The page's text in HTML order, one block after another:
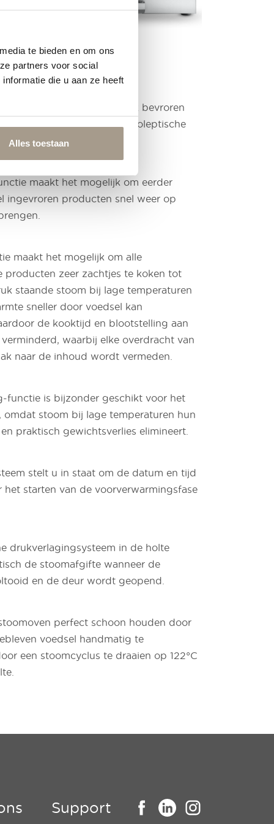
te bieden en om ons
partners voor social
die u aan ze heeft
Alles toestaan
maakt het mogelijk om elk bevroren
zonder de organoleptische
te veranderen.
maakt het mogelijk om eerder
ingevroren producten snel weer op
maakt het mogelijk om alle
producten zeer zachtjes te koken tot
staande stoom bij lage temperaturen
sneller door voedsel kan
de kooktijd en blootstelling aan
waarbij elke overdracht van
naar de inhoud wordt vermeden.
functie is bijzonder geschikt voor het
omdat stoom bij lage temperaturen hun
praktisch gewichtsverlies elimineert.
stelt u in staat om de datum en tijd
het starten van de voorverwarmingsfase
drukverlagingsysteem in de holte
de stoomafgifte wanneer de
en de deur wordt geopend.
perfect schoon houden door
voedsel handmatig te
een stoomcyclus te draaien op 122°C
Support